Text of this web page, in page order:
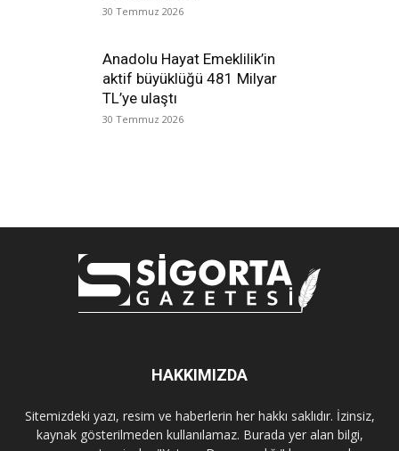
30 Temmuz 2026
Anadolu Hayat Emeklilik’in
aktif büyüklüğü 481 Milyar
TL’ye ulaştı
30 Temmuz 2026
HAKKIMIZDA
Sitemizdeki yazı, resim ve haberlerin her hakkı saklıdır. İzinsiz,
kaynak gösterilmeden kullanılamaz. Burada yer alan bilgi,